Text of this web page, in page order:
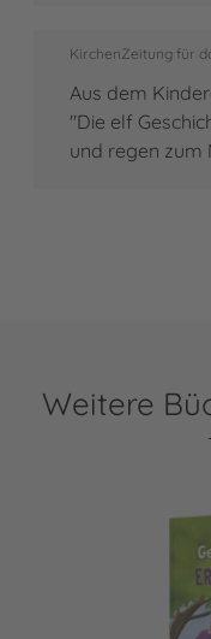
KirchenZeitung für
Aus dem
"Die elf
und regen zum
Weitere